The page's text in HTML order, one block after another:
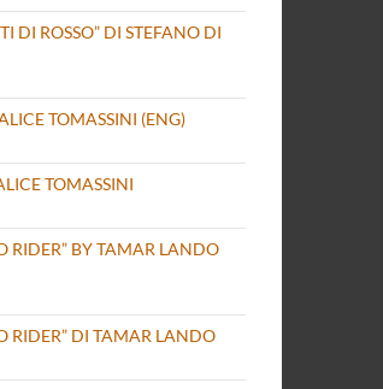
DI ROSSO” DI STEFANO DI
TOMASSINI (ENG)
TOMASSINI
RIDER” BY TAMAR LANDO
RIDER” DI TAMAR LANDO